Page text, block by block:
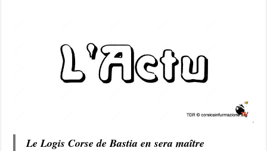
Le Logis Corse de Bastia en sera maître